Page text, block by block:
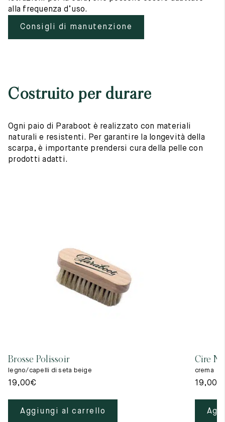
alla frequenza d’uso.
Consigli di manutenzione
Costruito per durare
Ogni paio di Paraboot è realizzato con materiali
naturali e resistenti. Per garantire la longevità della
scarpa, è importante prendersi cura della pelle con
prodotti adatti.
Brosse Polissoir
legno/capelli di seta beige
19,00€
Aggiungi al carrello
Cire
crema
19,00